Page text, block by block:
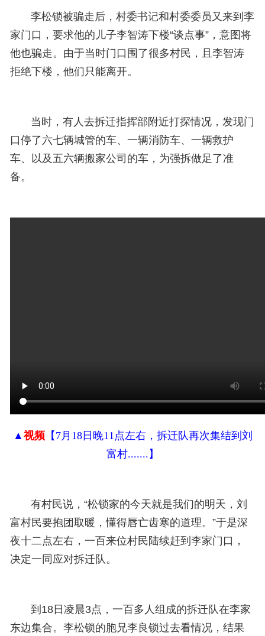
李松锁被骗走后，村委书记和村委委员又来到李
家门口，要求他的儿子李智涛下楼“谈点事”，意图将
他也骗走。由于当时门口围了很多村民，且李智涛
拒绝下楼，他们只能离开。
当时，有人去拆迁指挥部附近打探情况，发现门
口停了六七辆城管的车、一辆消防车、一辆救护
车、以及五六辆搬家公司的车，为强拆做足了准
备。
▲ 视频【 7月18日晚11点左右，拆迁队再次集结到刘
富村....... 】
有村民说，“松锁家的今天就是我们的明天，刘
富村民要抱团取暖，懂得唇亡齿寒的道理。”于是深
夜十二点左右，一百来位村民陆续赶到李家门口，
决定一同应对拆迁队。
到18日凌晨3点，一百多人组成的拆迁队在李家
东边集合。李松锁的胞兄李良锁过去看情况，结果